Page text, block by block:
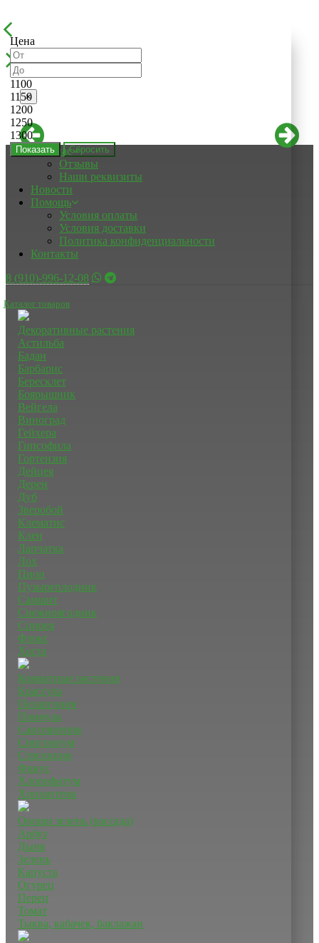
×
О нас
Отзывы
Наши реквизиты
Новости
Помощь
Условия оплаты
Условия доставки
Политика конфиденциальности
Контакты
8 (910)-996-12-08
Каталог товаров
Декоративные растения
Астильба
Бадан
Барбарис
Бересклет
Боярышник
Вейгела
Виноград
Гейхера
Гипсофила
Гортензия
Дейцея
Дерен
Дуб
Зверобой
Клематис
Клен
Лапчатка
Лох
Пион
Пузыреплодник
Самшит
Снежноягодник
Спирея
Флокс
Хоста
Комнатные растения
Крассула
Пеларгония
Примула
Сансевиерия
Сингониум
Стрелиция
Фикус
Хлорофитум
Хризантема
Овощи зелень (рассада)
Арбуз
Дыня
Зелень
Капуста
Огурец
Перец
Томат
Тыква, кабачек, баклажан
Цена
1100
1150
1200
1250
1300
Показать